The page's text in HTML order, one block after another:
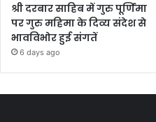
श्री दरबार साहिब में गुरु पूर्णिमा
पर गुरु महिमा के दिव्य संदेश से
भावविभोर हुई संगतें
6 days ago